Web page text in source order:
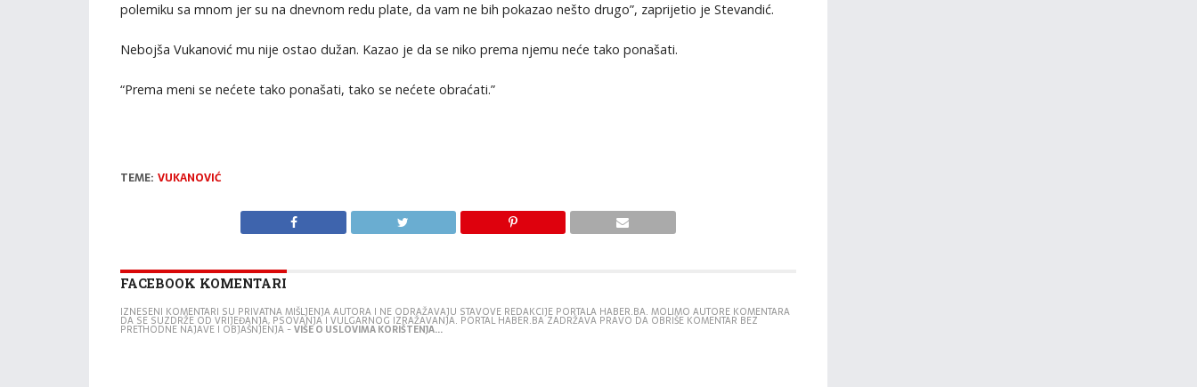
polemiku sa mnom jer su na dnevnom redu plate, da vam ne bih pokazao nešto drugo”, zaprijetio je Stevandić.
Nebojša Vukanović mu nije ostao dužan. Kazao je da se niko prema njemu neće tako ponašati.
“Prema meni se nećete tako ponašati, tako se nećete obraćati.”
TEME: VUKANOVIĆ
FACEBOOK KOMENTARI
IZNESENI KOMENTARI SU PRIVATNA MIŠLJENJA AUTORA I NE ODRAŽAVAJU STAVOVE REDAKCIJE PORTALA HABER.BA. MOLIMO AUTORE KOMENTARA
DA SE SUZDRŽE OD VRIJEĐANJA, PSOVANJA I VULGARNOG IZRAŽAVANJA. PORTAL HABER.BA ZADRŽAVA PRAVO DA OBRIŠE KOMENTAR BEZ
PRETHODNE NAJAVE I OBJAŠNJENJA -VIŠE O USLOVIMA KORIŠTENJA...